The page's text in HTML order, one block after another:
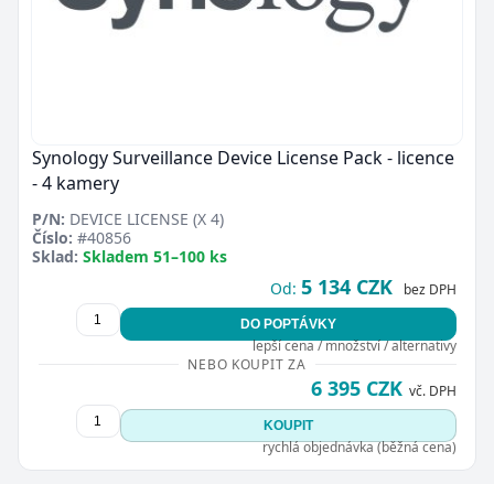
Synology Surveillance Device License Pack - licence
- 4 kamery
P/N: DEVICE LICENSE (X 4)
Číslo: #40856
Sklad: Skladem 51–100 ks
Od: 5 134 CZK bez DPH
DO POPTÁVKY
lepší cena / množství / alternativy
NEBO KOUPIT ZA
6 395 CZK vč. DPH
KOUPIT
rychlá objednávka (běžná cena)